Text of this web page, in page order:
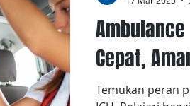
Telemedicine Medical
Sakit Tensi Tumor
Ambulance
Cepat,
Temukan peran